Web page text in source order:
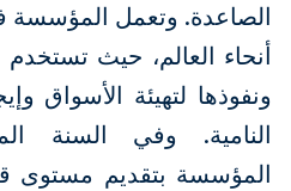
أنحاء العالم، حيث تستخدم
ونفوذها لتهيئة الأسواق
المؤسسة بتقديم مستوى